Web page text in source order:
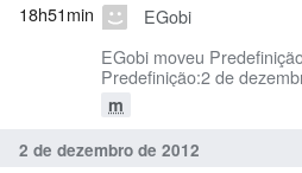
EGobi
EGobi moveu
Predefinição:2 de
m
18h51min
2 de dezembro de 2012